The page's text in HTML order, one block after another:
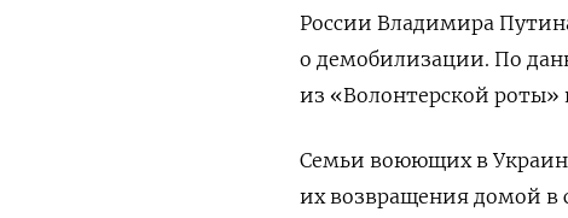
России Владимира
о демобилизации. По
из «Волонтерской
Семьи воюющих в
их возвращения домой в